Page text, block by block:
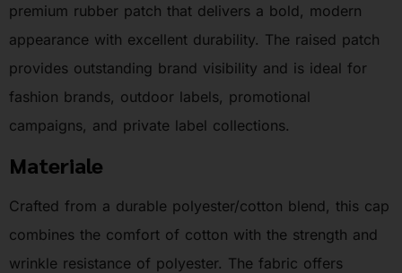
premium rubber patch that delivers a bold, modern
appearance with excellent durability. The raised patch
provides outstanding brand visibility and is ideal for
fashion brands, outdoor labels, promotional
campaigns, and private label collections.
Materiale
Crafted from a durable polyester/cotton blend, this cap
combines the comfort of cotton with the strength and
wrinkle resistance of polyester. The fabric offers